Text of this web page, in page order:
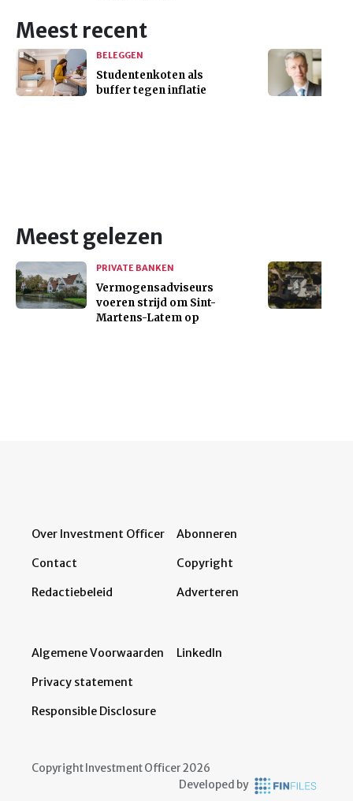
Meest recent
BELEGGEN
Studentenkoten als
buffer tegen inflatie
Meest gelezen
PRIVATE BANKEN
Vermogensadviseurs
voeren strijd om Sint-
Martens-Latem op
Over Investment Officer
Contact
Redactiebeleid
Abonneren
Copyright
Adverteren
Algemene Voorwaarden
Privacy statement
Responsible Disclosure
LinkedIn
Copyright Investment Officer 2026
Developed by